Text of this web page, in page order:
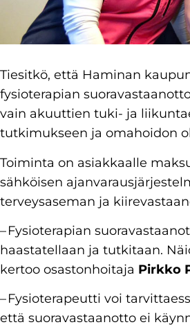
Tiesitkö, että Haminan
fysioterapian
vain akuuttien tuki- ja
tutkimukseen ja omahoidon
Toiminta on asiakkaalle
sähköisen
terveysaseman ja
– Fysioterapian
haastatellaan ja tutkitaan.
kertoo osastonhoitaja Pirkko
– Fysioterapeutti voi
että suoravastaanotto ei